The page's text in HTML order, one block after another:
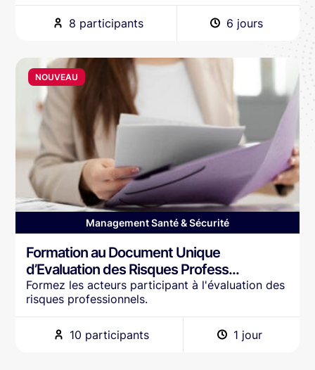
8 participants 6 jours
NOUVEAU
Management Santé & Sécurité
Formation au Document Unique
d’Evaluation des Risques Profess...
Formez les acteurs participant à l'évaluation des
risques professionnels.
10 participants 1 jour